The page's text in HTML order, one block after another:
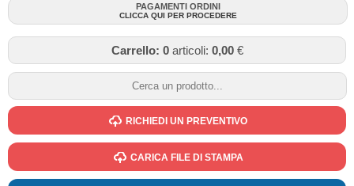
PAGAMENTI ORDINI
CLICCA QUI PER PROCEDERE
Carrello: 0articoli: 0,00€
RICHIEDI UN PREVENTIVO
CARICA FILE DI STAMPA